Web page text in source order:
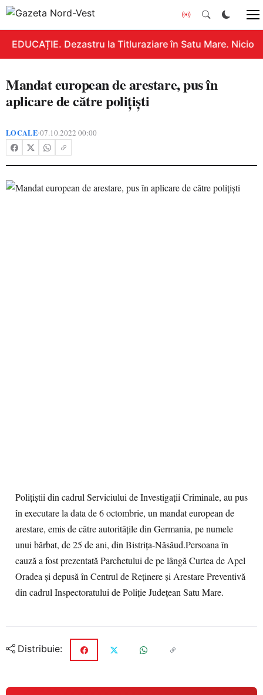
EDUCAȚIE. Dezastru la Titluraziare în Satu Mare. Nicio
Mandat european de arestare, pus în
aplicare de către polițiști
LOCALE•07.10.2022 00:00
Polițiștii din cadrul Serviciului de Investigații Criminale, au pus
în executare la data de 6 octombrie, un mandat european de
arestare, emis de către autoritățile din Germania, pe numele
unui bărbat, de 25 de ani, din Bistrița-Năsăud.Persoana în
cauză a fost prezentată Parchetului de pe lângă Curtea de Apel
Oradea și depusă în Centrul de Reținere și Arestare Preventivă
din cadrul Inspectoratului de Poliție Județean Satu Mare.
Distribuie: